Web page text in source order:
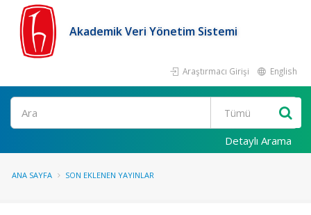
Akademik Veri Yönetim Sistemi
Araştırmacı Girişi English
Ara
Detaylı Arama
ANA SAYFA SON EKLENEN YAYINLAR